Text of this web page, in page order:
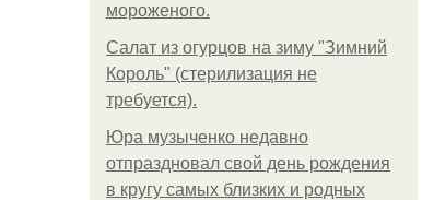
мороженого.
Салат из огурцов на зиму "Зимний
Король" (стерилизация не
требуется).
Юра музыченко недавно
отпраздновал свой день рождения
в кругу самых близких и родных